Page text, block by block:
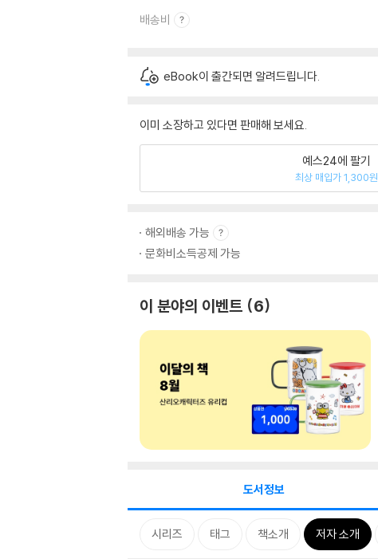
배송비
eBook이 출간되면 알려드립니다.
이미 소장하고 있다면 판매해 보세요.
예스24에 팔기
최상 매입가 1,300원
해외배송 가능
문화비소득공제 가능
이 분야의 이벤트 6
도서정보
시리즈 태그 책소개 저자 소개